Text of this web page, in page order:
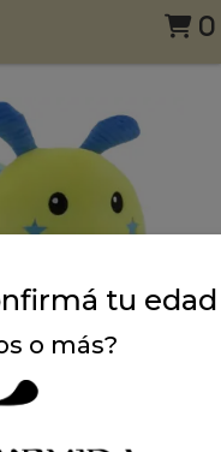
0
tu edad
o más?